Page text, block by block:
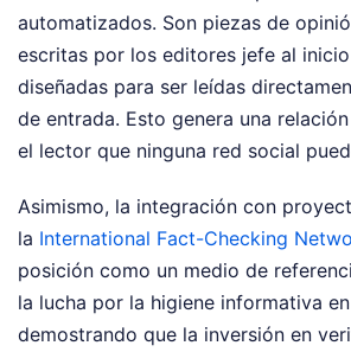
automatizados. Son piezas de
escritas por los editores jefe al
diseñadas para ser leídas
de entrada. Esto genera una
el lector que ninguna red social
Asimismo, la integración con
la International Fact-Checking
posición como un medio de
la lucha por la higiene informativa
demostrando que la inversión en